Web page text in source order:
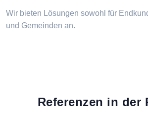
Wir bieten Lösungen sowohl für
und Gemeinden an.
Referenzen in der